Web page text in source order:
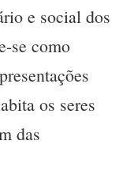
e social dos
se como
os seres
das